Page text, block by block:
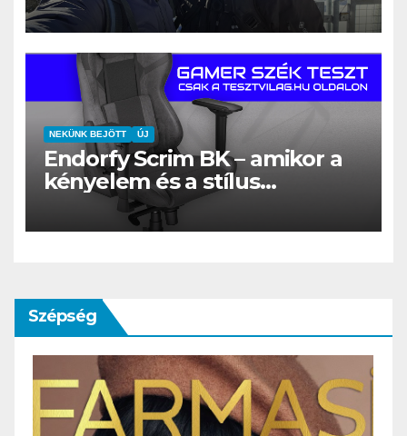
NEKÜNK BEJÖTT ÚJ
Endorfy Scrim BK – amikor a
kényelem és a stílus
találkozik a gamer világgal
Szépség